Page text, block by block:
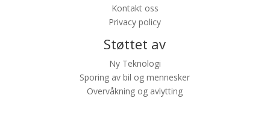
Kontakt oss
Privacy policy
Støttet av
Ny Teknologi
Sporing av bil og mennesker
Overvåkning og avlytting